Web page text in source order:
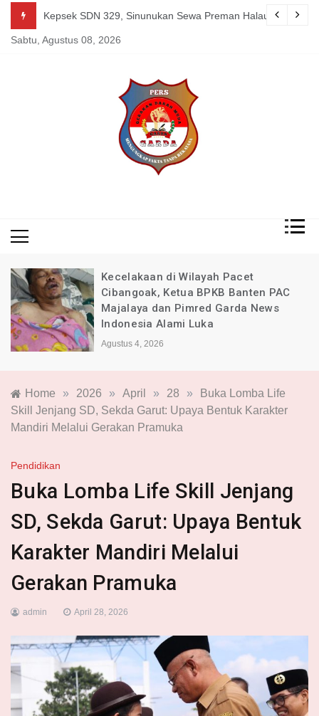
content
Uden Pimred Garda News Indonesia yang Sedang Pemulihan
Kepsek SDN 329, Sinunukan Sewa Preman Halau LSM
Sabtu, Agustus 08, 2026
Kecelakaan di Wilayah Pacet
Cibangoak, Ketua BPKB Banten PAC
Majalaya dan Pimred Garda News
Indonesia Alami Luka
Agustus 4, 2026
Home » 2026 » April » 28 »
Buka Lomba Life
Skill Jenjang SD, Sekda Garut: Upaya Bentuk Karakter
Mandiri Melalui Gerakan Pramuka
Pendidikan
Buka Lomba Life Skill Jenjang
SD, Sekda Garut: Upaya Bentuk
Karakter Mandiri Melalui
Gerakan Pramuka
admin April 28, 2026